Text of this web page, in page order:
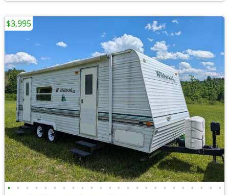
• • • • • • • • • • • • • • • • • • • • • • • •
$3,995